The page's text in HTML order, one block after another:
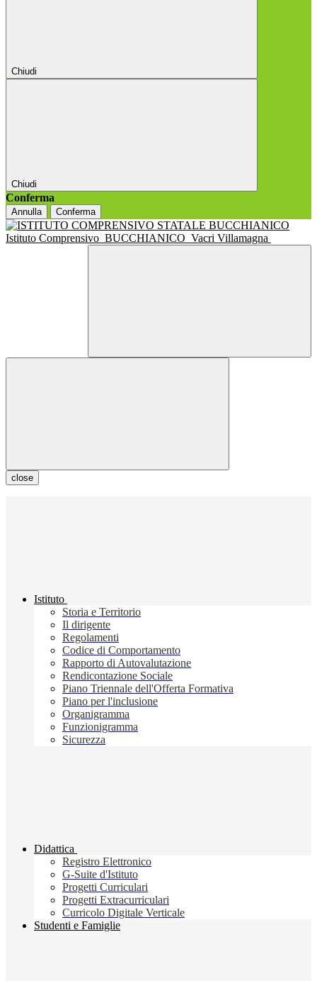
Chiudi
Chiudi
Conferma
Annulla Conferma
Istituto Comprensivo BUCCHIANICO Vacri Villamagna
close
Istituto
Storia e Territorio
Il dirigente
Regolamenti
Codice di Comportamento
Rapporto di Autovalutazione
Rendicontazione Sociale
Piano Triennale dell'Offerta Formativa
Piano per l'inclusione
Organigramma
Funzionigramma
Sicurezza
Didattica
Registro Elettronico
G-Suite d'Istituto
Progetti Curriculari
Progetti Extracurriculari
Curricolo Digitale Verticale
Studenti e Famiglie